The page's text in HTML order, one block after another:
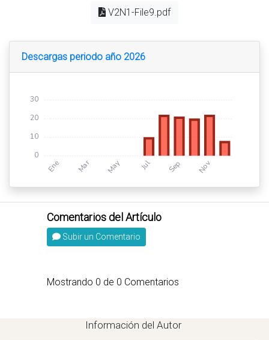
V2N1-File9.pdf
Descargas periodo año 2026
Subir un Comentario
Mostrando 0 de 0 Comentarios
Información del Autor